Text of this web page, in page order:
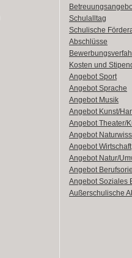
Schulalltag
Schulische
Abschlüsse
Kosten und
Angebot Sport
Angebot Sprache
Angebot Musik
Angebot Kunst/
Angebot Theater/
Angebot
Angebot Wirtschaft
Angebot Natur/
Angebot
Angebot Soziales
Außerschulische